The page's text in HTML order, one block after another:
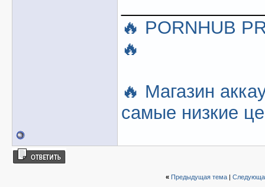
🔥 PORNHUB
🔥
🔥 Магазин
самые низкие
« Предыдущая тема|